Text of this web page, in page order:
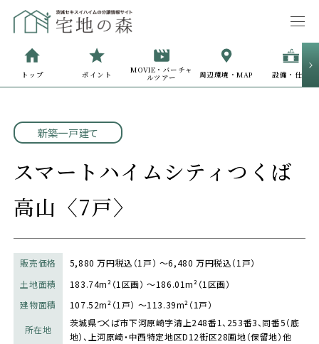
トップ ポイント
MOVIE・ バーチャ
ルツアー 周辺環境・MAP 設備・仕様
新築一戸建て
スマートハイムシティつくば
高山〈7戸〉
販売価格
5,880 万円税込（1戸） ～6,480 万円税込（1戸）
土地面積
183.74m²（1区画） ～186.01m²（1区画）
建物面積
107.52m²（1戸） ～113.39m²（1戸）
所在地
茨城県つくば市下河原崎字清上248番1、253番3、同番5（底
地）、上河原崎・中西特定地区D12街区28画地（保留地）他